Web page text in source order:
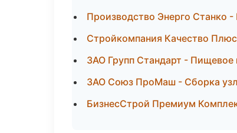
Производство Энерго Станко
Стройкомпания Качество
ЗАО Групп Стандарт - Пищевое
ЗАО Союз ПроМаш - Сборка
БизнесСтрой Премиум